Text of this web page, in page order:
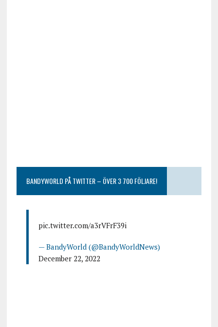
BANDYWORLD PÅ TWITTER – ÖVER 3 700 FÖLJARE!
pic.twitter.com/a3rVFrF39i
— BandyWorld (@BandyWorldNews)
December 22, 2022